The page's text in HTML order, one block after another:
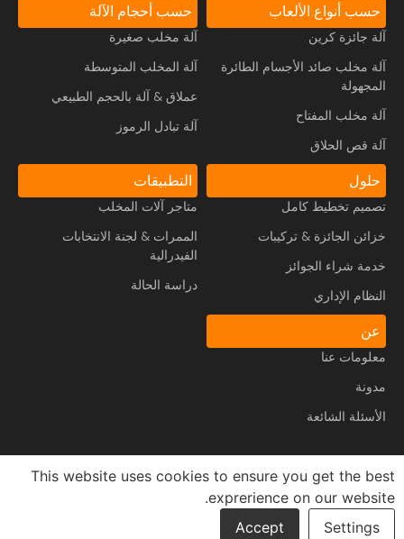
حسب أنواع الألعاب
آلة جائزة كرين
آلة مخلب صائد الأجسام الطائرة
المجهولة
آلة مخلب المفتاح
آلة قص الحلاق
حسب أحجام الآلة
آلة مخلب صغيرة
آلة المخلب المتوسطة
عملاق & آلة بالحجم الطبيعي
آلة تبادل الرموز
حلول
تصميم تخطيط كامل
خزائن الجائزة & تركيبات
خدمة شراء الجوائز
النظام الإداري
التطبيقات
متاجر آلات المخلب
الممرات & لجنة الانتخابات
الفيدرالية
دراسة الحالة
عن
معلومات عنا
مدونة
الأسئلة الشائعة
حقوق الطبع والنشر © 2026， قوانغتشو تونغرو التكنولوجيا
الالكترونية المحدودة, المحدودة. كل الحقوق محفوظة.
This website uses cookies to ensure you get the best
exprerience on our website.